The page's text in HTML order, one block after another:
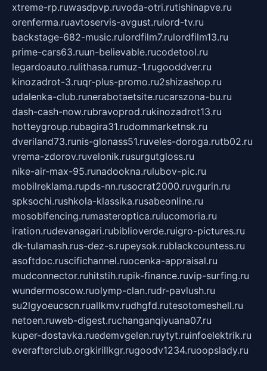
xtreme-rp.ruwasdpvp.ruvoda-otri.rutishinapve.ru
orenferma.ruavtoservis-avgust.rulord-tv.ru
backstage-682-music.rulordfilm7.rulordfilm13.ru
prime-cars63.ruun-believable.rucodetool.ru
legardoauto.rulithasa.rumuz-1.rugooddver.ru
kinozadrot-3.ruqr-plus-promo.ru2shizashop.ru
udalenka-club.runerabotaetsite.rucarszona-bu.ru
dash-cash-now.rubravoprod.rukinozadrot13.ru
hotteygroup.rubagira31.rudommarketnsk.ru
dveriland73.runis-glonass51.ruveles-doroga.rutb02.ru
vrema-zdorov.ruvelonik.rusurgutgloss.ru
nike-air-max-95.runadookna.rulubov-pic.ru
mobilreklama.rupds-nn.rusocrat2000.ruvgurin.ru
spksochi.rushkola-klassika.rusabeonline.ru
mosoblfencing.rumasteroptica.rulucomoria.ru
iration.rudevanagari.rubiblioverde.ruigro-pictures.ru
dk-tulamash.rus-dez-s.rupeysok.rublackcountess.ru
asoftdoc.ruscifichannel.ruocenka-appraisal.ru
mudconnector.ruhitstih.rupik-finance.ruvip-surfing.ru
wundermoscow.ruolymp-clan.rudr-pavlush.ru
su2lgyoeucscn.ruallkmv.rudhgfd.rutesotomeshell.ru
netoen.ruweb-digest.ruchanganqiyuana07.ru
kuper-dostavka.ruedemvgelen.ruytyt.ruinfoelektrik.ru
everafterclub.orgkirillkgr.rugoodv1234.ruoopslady.ru